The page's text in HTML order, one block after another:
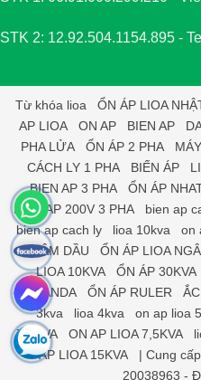
STK 2: 12.92.504.1154.895 -
Từ khóa lioa ỔN ÁP LIOA
AP LIOA
ON AP BIEN AP
PHA LỬA
ỔN ÁP 2 PHA
CÁCH LY 1 PHA
BIẾN ÁP
BIEN AP 3 PHA
ỔN ÁP
BIEN AP 200V 3 PHA
bien ap
bien ap cach ly
lioa 10kva on
NGÂM DẦU
ỔN ÁP LIOA
LIOA 10KVA
ỔN ÁP 30KVA
STANDA
ỔN ÁP RULER
3kva
lioa 4kva on ap lioa
7,5KVA
ON AP LIOA 7,5KVA
ÁP LIOA 15KVA
| Cung
20038963 -